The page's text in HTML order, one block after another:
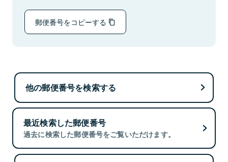
郵便番号をコピーする
他の郵便番号を検索する
最近検索した郵便番号
過去に検索した郵便番号をご覧いただけます。